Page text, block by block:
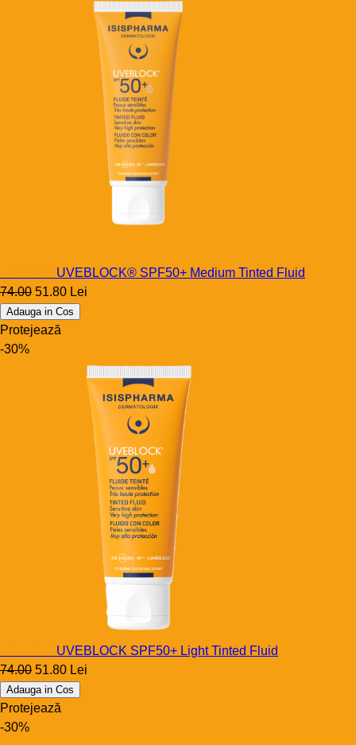
UVEBLOCK® SPF50+ Medium Tinted Fluid
74.00 51.80 Lei
Adauga in Cos
Protejează
-30%
UVEBLOCK SPF50+ Light Tinted Fluid
74.00 51.80 Lei
Adauga in Cos
Protejează
-30%